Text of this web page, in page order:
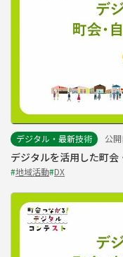
デジタル・最新技術
公
デジタルを活用した町会
#地域活動#DX